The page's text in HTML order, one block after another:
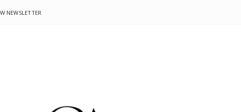
NEWSLETTER